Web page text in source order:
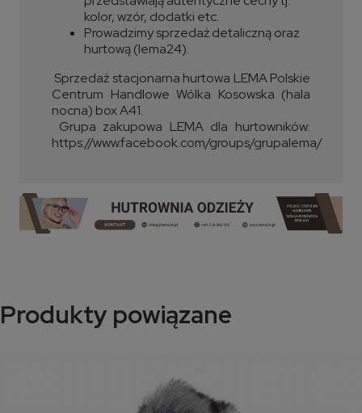
kolor, wzór, dodatki etc.
Prowadzimy sprzedaż detaliczną oraz
hurtową (lema24).
Sprzedaż stacjonarna hurtowa LEMA Polskie
Centrum Handlowe Wólka Kosowska (hala
nocna) box A41.
Grupa zakupowa LEMA dla hurtowników:
https://www.facebook.com/groups/grupalema/
Produkty powiązane